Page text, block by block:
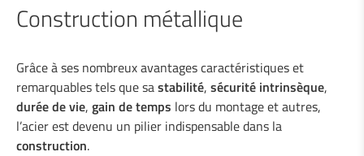
Mécano-soudage
Construction métallique
Serrurerie
Construction métallique
Grâce à ses nombreux avantages caractéristiques et
remarquables tels que sastabilité, sécurité intrinsèque,
durée de vie, gain de temps lors du montage et autres,
l’acier est devenu un pilier indispensable dans la
construction.